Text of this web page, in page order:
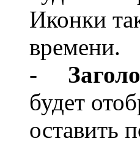
Иконки
времени.
-
будет
оставить